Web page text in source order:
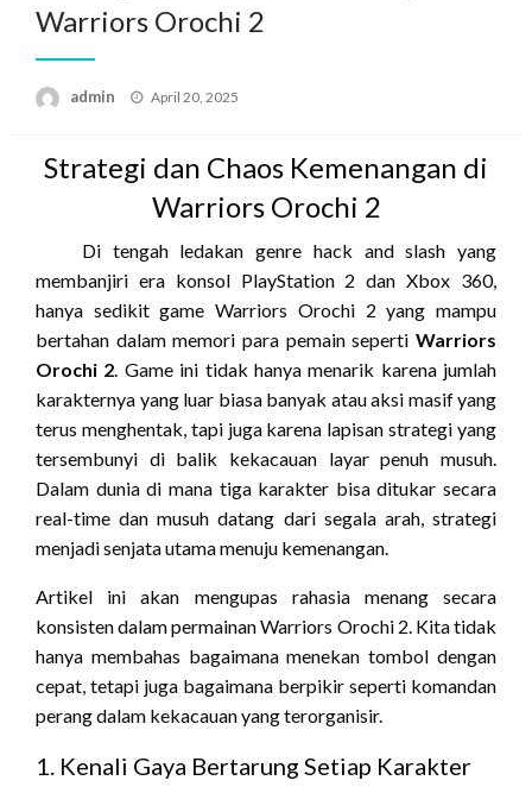
Warriors Orochi 2
admin
Posted
April 20, 2025
Strategi dan Chaos Kemenangan di
Warriors Orochi 2
Di tengah ledakan genre hack and slash yang
membanjiri era konsol PlayStation 2 dan Xbox 360,
hanya sedikit game Warriors Orochi 2 yang mampu
bertahan dalam memori para pemain seperti Warriors
Orochi 2. Game ini tidak hanya menarik karena jumlah
karakternya yang luar biasa banyak atau aksi masif yang
terus menghentak, tapi juga karena lapisan strategi yang
tersembunyi di balik kekacauan layar penuh musuh.
Dalam dunia di mana tiga karakter bisa ditukar secara
real-time dan musuh datang dari segala arah, strategi
menjadi senjata utama menuju kemenangan.
Artikel ini akan mengupas rahasia menang secara
konsisten dalam permainan Warriors Orochi 2. Kita tidak
hanya membahas bagaimana menekan tombol dengan
cepat, tetapi juga bagaimana berpikir seperti komandan
perang dalam kekacauan yang terorganisir.
1. Kenali Gaya Bertarung Setiap Karakter